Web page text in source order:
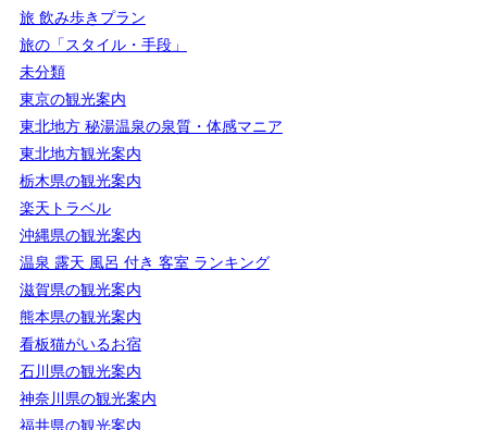
旅 飲み歩きプラン
旅の「スタイル・手段」
未分類
東京の観光案内
東北地方 秘湯温泉の泉質・体感マニア
東北地方観光案内
栃木県の観光案内
楽天トラベル
沖縄県の観光案内
温泉 露天 風呂 付き 客室 ランキング
滋賀県の観光案内
熊本県の観光案内
看板猫がいるお宿
石川県の観光案内
神奈川県の観光案内
福井県の観光案内